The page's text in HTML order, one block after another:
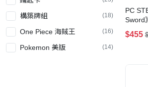
構築牌組 (18)
One Piece 海賊王 (16)
Pokemon 美版 (14)
PC
Sword
Sword(
$455